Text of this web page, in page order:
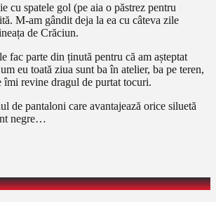
cu spatele gol (pe aia o păstrez pentru
M-am gândit deja la ea cu câteva zile
de Crăciun.
fac parte din ținută pentru că am așteptat
eu toată ziua sunt ba în atelier, ba pe teren,
îmi revine dragul de purtat tocuri.
de pantaloni care avantajează orice siluetă
negre…